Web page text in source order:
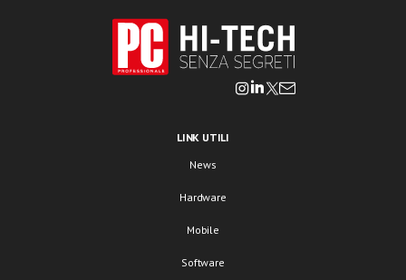
LINK UTILI
News
Hardware
Mobile
Software